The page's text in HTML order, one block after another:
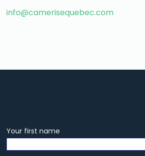
info@camerisequebec.com
Your first name